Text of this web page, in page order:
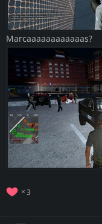
Marcaaaaaaaaaaaas?
3